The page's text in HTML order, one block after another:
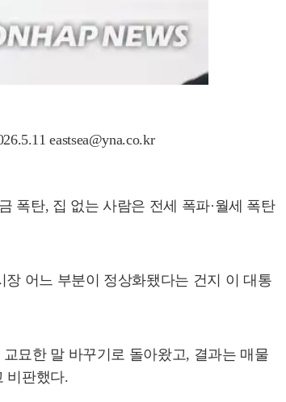
eastsea@yna.co.kr
폭탄, 집 없는 사람은 전세 폭파·월세 폭탄
어느 부분이 정상화됐다는 건지 이 대통
묘한 말 바꾸기로 돌아왔고, 결과는 매물
비판했다.